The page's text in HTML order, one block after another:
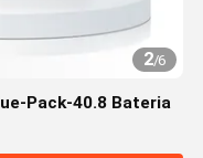
2/6
Pack-40.8 Bateria